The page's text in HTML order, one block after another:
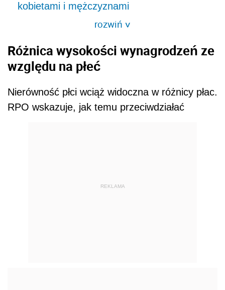
kobietami i mężczyznami
rozwiń>
Różnica wysokości wynagrodzeń ze
względu na płeć
Nierówność płci wciąż widoczna w różnicy płac.
RPO wskazuje, jak temu przeciwdziałać
REKLAMA